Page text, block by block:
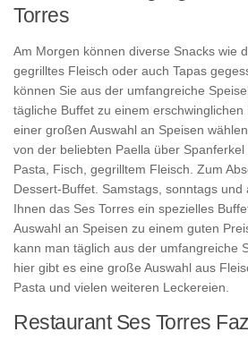
Torres
Am Morgen können diverse Snacks wie
gegrilltes Fleisch oder auch Tapas
können Sie aus der umfangreiche
tägliche Buffet zu einem
einer großen Auswahl an Speisen
von der beliebten Paella über
Pasta, Fisch, gegrilltem Fleisch. Zum
Dessert-Buffet. Samstags, sonntags
Ihnen das Ses Torres ein spezielles
Auswahl an Speisen zu einem guten
kann man täglich aus der umfangreiche
hier gibt es eine große Auswahl aus
Pasta und vielen weiteren Leckereien.
Restaurant Ses Torres